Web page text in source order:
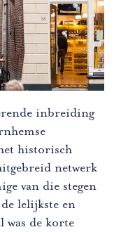
inbreiding
historisch
netwerk
van die stegen
lelijkste en
was de korte